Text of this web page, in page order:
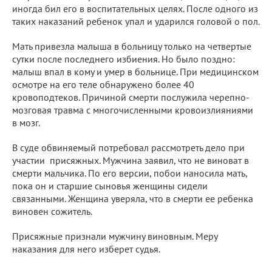
иногда бил его в воспитательных целях. После одного из
таких наказаний ребенок упал и ударился головой о пол.
Мать привезла малыша в больницу только на четвертые
сутки после последнего избиения. Но было поздно:
малыш впал в кому и умер в больнице. При медицинском
осмотре на его теле обнаружено более 40
кровоподтеков. Причиной смерти послужила черепно-
мозговая травма с многочисленными кровоизлияниями
в мозг.
В суде обвиняемый потребовал рассмотреть дело при
участии присяжных. Мужчина заявил, что не виноват в
смерти мальчика. По его версии, побои наносила мать,
пока он и старшие сыновья женщины сидели
связанными. Женщина уверяла, что в смерти ее ребенка
виновен сожитель.
Присяжные признали мужчину виновным. Меру
наказания для него изберет судья.